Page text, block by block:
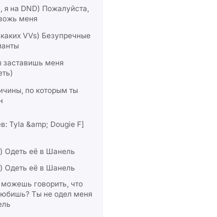
я на DND) Пожалуйста,
меня
VVs) Безупречные
заставишь меня
по которым ты
Tyla &amp; Dougie F]
её в Шанель
её в Шанель
говорить, что
Ты не одел меня